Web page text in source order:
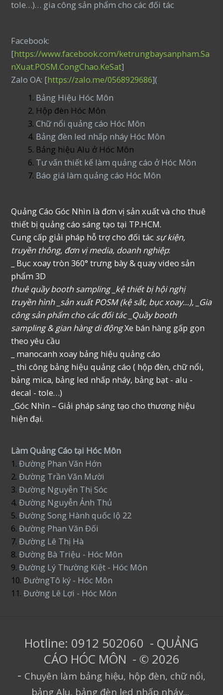
tole…)… gia công sản phẩm cho các đối tác
Facebook:
[https://www.facebook.com/ketrungbaysanpham.Sa
nXuat.POSM.CongChao.KeSat]
Zalo OA: [https://zalo.me/0568929686](
Bảng Hiệu Hóc Môn
Hộp đèn Hóc Môn
Chữ nổi quảng cáo Hóc Môn
Bảng đèn led nhấp nháy Hóc Môn
Bảng hiệu Alu ở Hóc Môn
Tư vấn thiết kế làm quảng cáo ở Hóc Môn
Báo giá làm quảng cáo Hóc Môn
Quảng Cáo Góc Nhìn là đơn vị sản xuất và cho thuê
thiết bị quảng cáo sáng tạo tại TP.HCM.
Cung cấp giải pháp hỗ trợ cho đối tác sự kiện,
truyền thông, đơn vị media, doanh nghiệp:
_ Bục xoay tròn 360° trưng bày & quay video sản
phẩm 3D
thuê quầy booth sampling _kệ thiết bị hội nghị
truyền hình _sản xuất POSM (kệ sắt, bục xoay…), _Gia
công sản phẩm cho các đối tác _Quầy booth
sampling & gian hàng di độngXe bán hàng gấp gọn
theo yêu cầu
_ manocanh xoay bảng hiệu quảng cáo
_ thi công bảng hiệu quảng cáo ( hộp đèn, chữ nổi,
bảng mica, bảng led nhấp nháy, bảng bạt - alu -
decal - tole…)
_Góc Nhìn – Giải pháp sáng tạo cho thương hiệu
hiện đại.
Làm Quảng Cáo tại Hóc Môn
1.Đường Phan Văn Hớn
2.Đường Trần Văn Mười
3.Đường Nguyễn Thị Sóc
4. Đường Nguyễn Ảnh Thủ
5.Đường Song Hành quốc lộ 22
6.Đường Phan Văn Đối
7. Đường Lê Thị Hà
8.Đường Bà Triệu - Hóc Môn
9.Đường Lý Thường Kiệt - Hóc Môn
10.ĐườngTô ký - Hóc Môn
11.Đường Lê Lợi - Hóc Môn
Hotline: 0912 502060 - QUẢNG
CÁO HÓC MÔN - © 2026
- Chuyên làm bảng hiệu, hộp đèn, chữ nổi,
bảng Alu, bảng đèn led nhấp nháy...